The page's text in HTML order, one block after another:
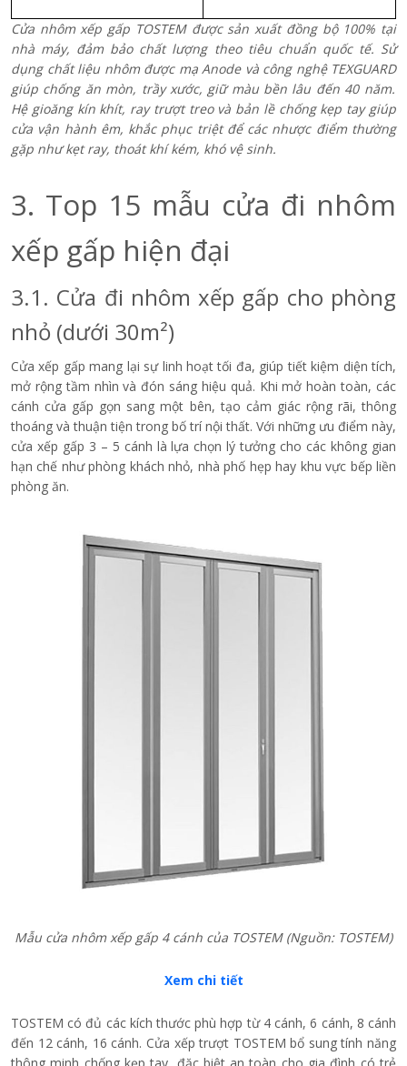
Cửa nhôm xếp gấp TOSTEM được sản xuất đồng bộ 100% tại
nhà máy, đảm bảo chất lượng theo tiêu chuẩn quốc tế. Sử
dụng chất liệu nhômđược mạ Anode và công nghệ TEXGUARD
giúp chống ăn mòn, trầy xước, giữ màu bền lâu đến 40 năm.
Hệ gioăng kín khít, ray trượt treo và bản lề chống kẹp tay giúp
cửa vận hành êm, khắc phục triệt để các nhược điểm thường
gặp như kẹt ray, thoát khí kém, khó vệ sinh.
3. Top 15 mẫu cửa đi nhôm
xếp gấp hiện đại
3.1. Cửa đi nhôm xếp gấp cho phòng
nhỏ (dưới 30m²)
Cửa xếp gấp mang lại sự linh hoạt tối đa, giúp tiết kiệm diện tích,
mở rộng tầm nhìn và đón sáng hiệu quả. Khi mở hoàn toàn, các
cánh cửa gấp gọn sang một bên, tạo cảm giác rộng rãi, thông
thoáng và thuận tiện trong bố trí nội thất. Với những ưu điểm này,
cửa xếp gấp 3 – 5 cánh là lựa chọn lý tưởng cho các không gian
hạn chế như phòng khách nhỏ, nhà phố hẹp hay khu vực bếp liền
phòng ăn.
Mẫu cửa nhôm xếp gấp 4 cánh của TOSTEM(Nguồn: TOSTEM)
Xem chi tiết
TOSTEM có đủ các kích thước phù hợp từ 4 cánh, 6 cánh, 8 cánh
đến 12 cánh, 16 cánh. Cửa xếp trượt TOSTEM bổ sung tính năng
thông minh chống kẹp tay, đặc biệt an toàn cho gia đình có trẻ